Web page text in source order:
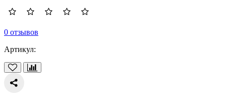
0 отзывов
Артикул: